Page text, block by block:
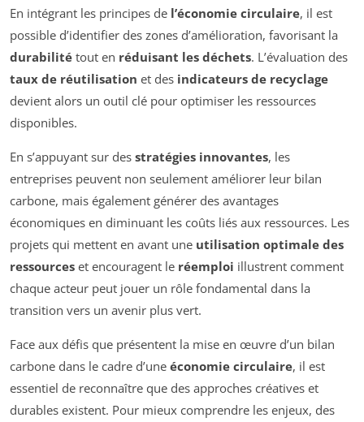
En intégrant les principes de l’économie circulaire, il est
possible d’identifier des zones d’amélioration, favorisant la
durabilité tout en réduisant les déchets. L’évaluation des
taux de réutilisation et des indicateurs de recyclage
devient alors un outil clé pour optimiser les ressources
disponibles.
En s’appuyant sur des stratégies innovantes, les
entreprises peuvent non seulement améliorer leur bilan
carbone, mais également générer des avantages
économiques en diminuant les coûts liés aux ressources. Les
projets qui mettent en avant une utilisation optimale des
ressources et encouragent le réemploi illustrent comment
chaque acteur peut jouer un rôle fondamental dans la
transition vers un avenir plus vert.
Face aux défis que présentent la mise en œuvre d’un bilan
carbone dans le cadre d’une économie circulaire, il est
essentiel de reconnaître que des approches créatives et
durables existent. Pour mieux comprendre les enjeux, des